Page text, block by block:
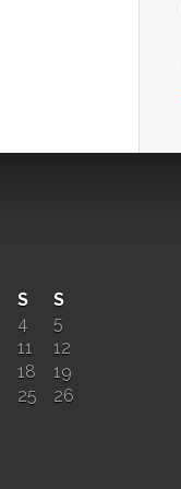
S
S
4
5
11
12
18
19
25
26